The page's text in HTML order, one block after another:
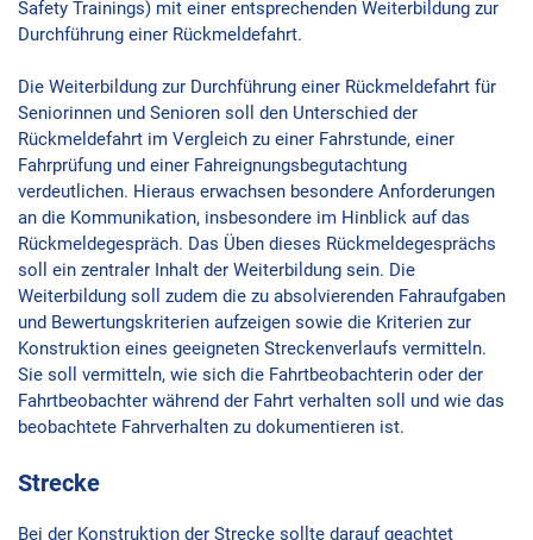
Safety Trainings) mit einer entsprechenden Weiterbildung zur
Durchführung einer Rückmeldefahrt.
Die Weiterbildung zur Durchführung einer Rückmeldefahrt für
Seniorinnen und Senioren soll den Unterschied der
Rückmeldefahrt im Vergleich zu einer Fahrstunde, einer
Fahrprüfung und einer Fahreignungsbegutachtung
verdeutlichen. Hieraus erwachsen besondere Anforderungen
an die Kommunikation, insbesondere im Hinblick auf das
Rückmeldegespräch. Das Üben dieses Rückmeldegesprächs
soll ein zentraler Inhalt der Weiterbildung sein. Die
Weiterbildung soll zudem die zu absolvierenden Fahraufgaben
und Bewertungskriterien aufzeigen sowie die Kriterien zur
Konstruktion eines geeigneten Streckenverlaufs vermitteln.
Sie soll vermitteln, wie sich die Fahrtbeobachterin oder der
Fahrtbeobachter während der Fahrt verhalten soll und wie das
beobachtete Fahrverhalten zu dokumentieren ist.
Strecke
Bei der Konstruktion der Strecke sollte darauf geachtet